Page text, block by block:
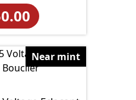
Near mint